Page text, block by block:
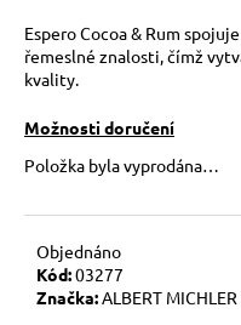
Espero Cocoa & Rum
řemeslné znalosti, čímž
kvality.
Možnosti doručení
Položka byla vyprodána…
Objednáno
Kód:03277
Značka:ALBERT MICHLER